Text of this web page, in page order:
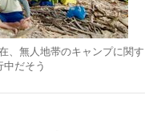
、無人地帯のキャンプに関す
だそう